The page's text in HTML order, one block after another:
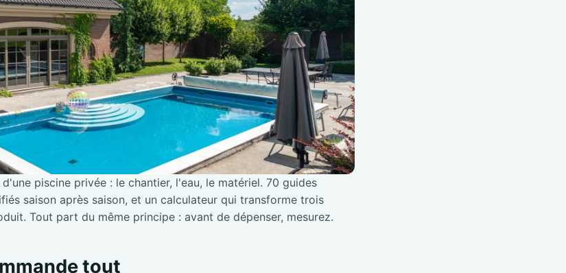
piscine privée : le chantier, l'eau, le matériel. 70 guides
saison après saison, et un calculateur qui transforme trois
Tout part du même principe : avant de dépenser, mesurez.
tout